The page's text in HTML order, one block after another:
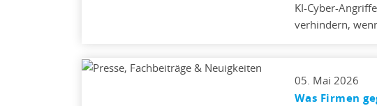
KI-Cyber-
verhindern,
05. Mai 2026
Was Firmen